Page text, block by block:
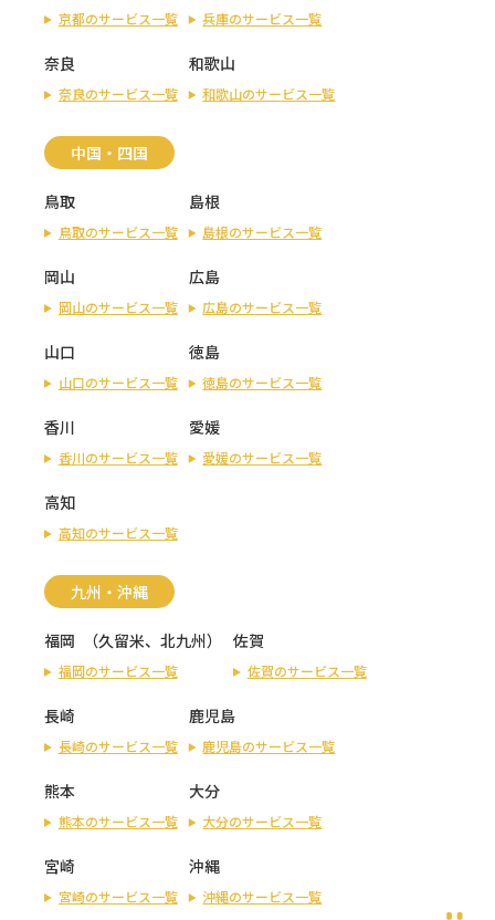
京都のサービス一覧 兵庫のサービス一覧
奈良
奈良のサービス一覧
和歌山
和歌山のサービス一覧
中国・四国
鳥取
鳥取のサービス一覧
島根
島根のサービス一覧
岡山
岡山のサービス一覧
広島
広島のサービス一覧
山口
山口のサービス一覧
徳島
徳島のサービス一覧
香川
香川のサービス一覧
愛媛
愛媛のサービス一覧
高知
高知のサービス一覧
九州・沖縄
福岡 （久留米、 北九州）
福岡のサービス一覧
佐賀
佐賀のサービス一覧
長崎
長崎のサービス一覧
鹿児島
鹿児島のサービス一覧
熊本
熊本のサービス一覧
大分
大分のサービス一覧
宮崎
宮崎のサービス一覧
沖縄
沖縄のサービス一覧